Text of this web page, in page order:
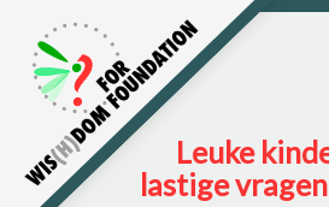
Leuke kinderen,
lastige vragen